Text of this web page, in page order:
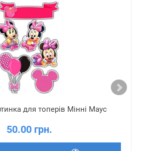
для топерів Мінні Маус
50.00 грн.